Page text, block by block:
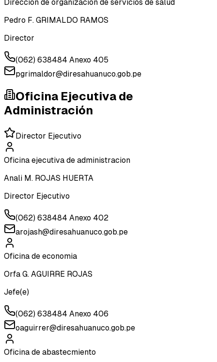
Direccion de organizacion de servicios de salud
Pedro F. GRIMALDO RAMOS
Director
(062) 638484 Anexo 405
pgrimaldor@diresahuanuco.gob.pe
Oficina Ejecutiva de
Administración
Director Ejecutivo
Oficina ejecutiva de administracion
Anali M. ROJAS HUERTA
Director Ejecutivo
(062) 638484 Anexo 402
arojash@diresahuanuco.gob.pe
Oficina de economia
Orfa G. AGUIRRE ROJAS
Jefe(e)
(062) 638484 Anexo 406
oaguirrer@diresahuanuco.gob.pe
Oficina de abastecmiento